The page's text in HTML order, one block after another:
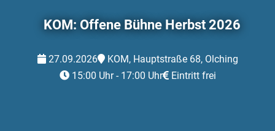
KOM: Offene Bühne Herbst 2026
27.09.2026
KOM, Hauptstraße 68, Olching
15:00 Uhr - 17:00 Uhr Eintritt frei